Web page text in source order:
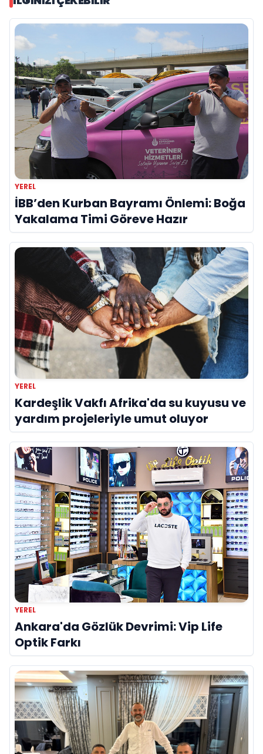
YEREL
İBB’den Kurban Bayramı Önlemi: Boğa
Yakalama Timi Göreve Hazır
YEREL
Kardeşlik Vakfı Afrika'da su kuyusu ve
yardım projeleriyle umut oluyor
YEREL
Ankara'da Gözlük Devrimi: Vip Life
Optik Farkı